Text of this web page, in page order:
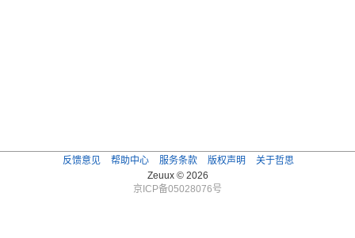
反馈意见 帮助中心 服务条款 版权声明
关于哲思
Zeuux © 2026
京ICP备05028076号